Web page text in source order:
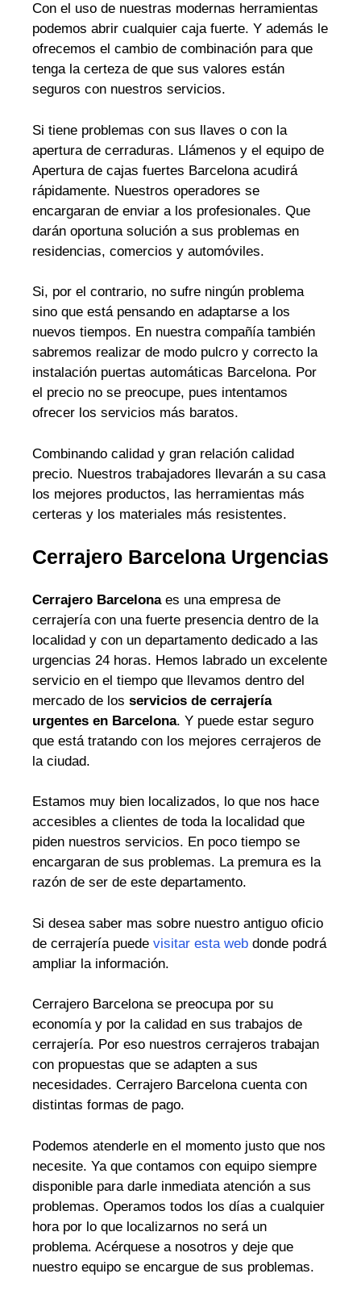
Con el uso de nuestras modernas herramientas
podemos abrir cualquier caja fuerte. Y además le
ofrecemos el cambio de combinación para que
tenga la certeza de que sus valores están
seguros con nuestros servicios.
Si tiene problemas con sus llaves o con la
apertura de cerraduras. Llámenos y el equipo de
Apertura de cajas fuertes Barcelona acudirá
rápidamente. Nuestros operadores se
encargaran de enviar a los profesionales. Que
darán oportuna solución a sus problemas en
residencias, comercios y automóviles.
Si, por el contrario, no sufre ningún problema
sino que está pensando en adaptarse a los
nuevos tiempos. En nuestra compañía también
sabremos realizar de modo pulcro y correcto la
instalación puertas automáticas Barcelona. Por
el precio no se preocupe, pues intentamos
ofrecer los servicios más baratos.
Combinando calidad y gran relación calidad
precio. Nuestros trabajadores llevarán a su casa
los mejores productos, las herramientas más
certeras y los materiales más resistentes.
Cerrajero Barcelona Urgencias
Cerrajero Barcelonaes una empresa de
cerrajería con una fuerte presencia dentro de la
localidad y con un departamento dedicado a las
urgencias 24 horas. Hemos labrado un excelente
servicio en el tiempo que llevamos dentro del
mercado de los servicios de cerrajería
urgentes en Barcelona. Y puede estar seguro
que está tratando con los mejores cerrajeros de
la ciudad.
Estamos muy bien localizados, lo que nos hace
accesibles a clientes de toda la localidad que
piden nuestros servicios. En poco tiempo se
encargaran de sus problemas. La premura es la
razón de ser de este departamento.
Si desea saber mas sobre nuestro antiguo oficio
de cerrajería puede visitar esta web donde podrá
ampliar la información.
Cerrajero Barcelona se preocupa por su
economía y por la calidad en sus trabajos de
cerrajería. Por eso nuestros cerrajeros trabajan
con propuestas que se adapten a sus
necesidades. Cerrajero Barcelona cuenta con
distintas formas de pago.
Podemos atenderle en el momento justo que nos
necesite. Ya que contamos con equipo siempre
disponible para darle inmediata atención a sus
problemas. Operamos todos los días a cualquier
hora por lo que localizarnos no será un
problema. Acérquese a nosotros y deje que
nuestro equipo se encargue de sus problemas.